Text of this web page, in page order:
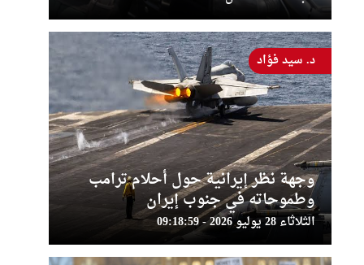
وجهة نظر إيرانية حول أحلام ترامب
وطموحاته في جنوب إيران
الثلاثاء 28 يوليو 2026 - 09:18:59
د. سيد فؤاد